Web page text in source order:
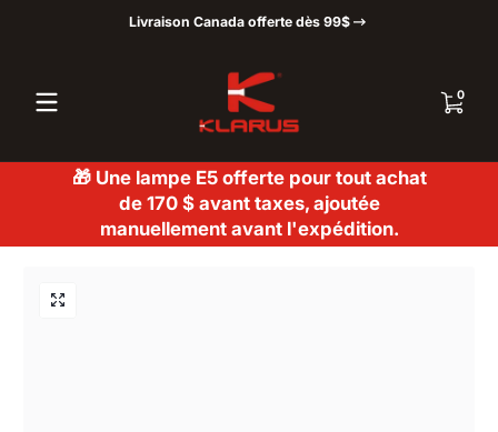
Passer au contenuLivraison Canada offerte dès 99$
00
🎁 Une lampe E5 offerte pour tout achat
de 170 $ avant taxes, ajoutée
manuellement avant l'expédition.